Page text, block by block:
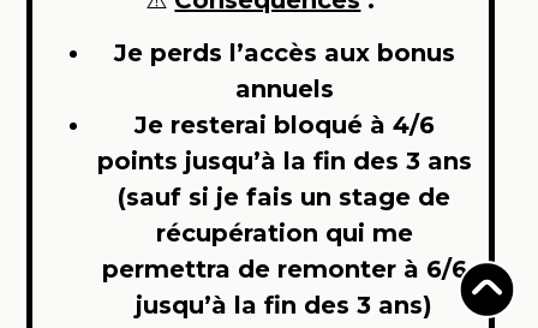
Je perds l’accès aux bonus
annuels
Je resterai bloqué à 4/6
points jusqu’à la fin des 3 ans
(sauf si je fais un stage de
récupération qui me
permettra de remonter à 6/6
jusqu’à la fin des 3 ans)